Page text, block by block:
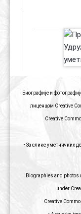
Биографије и
лиценцом Creative
Creative
• За слике уметничких
Biographies and photos
under
Creative